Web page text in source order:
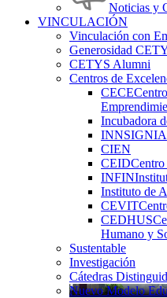
Noticias y
VINCULACIÓN
Vinculación con
Generosidad
CETYS Alumni
Centros de
CECE
Incubadora
INNSIGNIA
CIEN
CEID
INFIN
Instituto de
CEVIT
CEDHUS
Humano y
Sustentable
Investigación
Cátedras
Nuevo Modelo